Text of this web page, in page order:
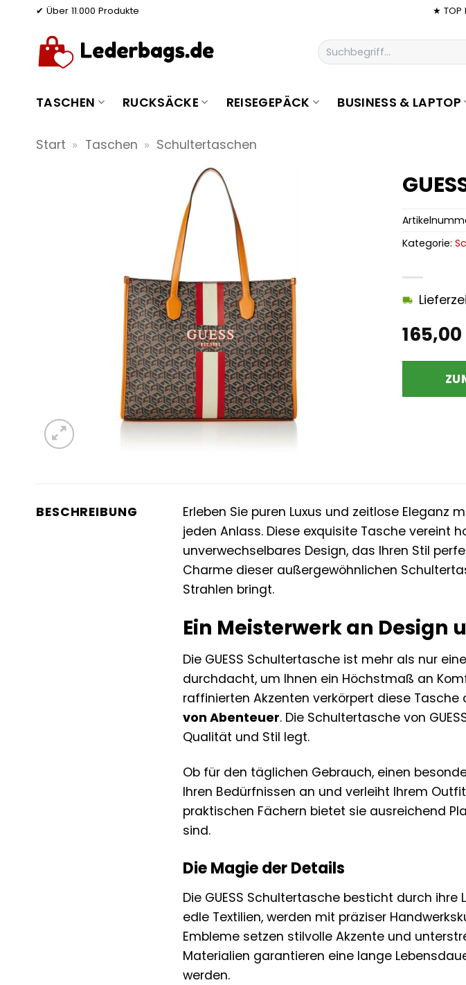
springen
✔ Über 11.000 Produkte ★ TOP
Suchen
nach:
TASCHEN RUCKSÄCKE REISEGEPÄCK BUSINESS & LAPTOP
Start » Taschen » Schultertaschen
165,00
Kategorie:
BESCHREIBUNG Erleben Sie puren Luxus und zeitlose Eleganz
jeden Anlass. Diese exquisite Tasche vereint
unverwechselbares Design, das Ihren Stil
Charme dieser außergewöhnlichen
Strahlen bringt.
Ein Meisterwerk an
Die GUESS Schultertasche ist mehr als nur
durchdacht, um Ihnen ein Höchstmaß an
raffinierten Akzenten verkörpert diese Tasche
von Abenteuer. Die Schultertasche von
Qualität und Stil legt.
Ob für den täglichen Gebrauch, einen
Ihren Bedürfnissen an und verleiht Ihrem
praktischen Fächern bietet sie ausreichend
sind.
Die Magie der Details
Die GUESS Schultertasche besticht durch
edle Textilien, werden mit präziser
Embleme setzen stilvolle Akzente und
Materialien garantieren eine lange
werden.